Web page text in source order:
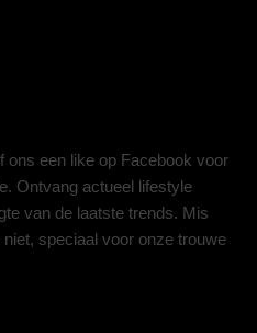
ons een like op Facebook voor
Ontvang actueel lifestyle
van de laatste trends. Mis
speciaal voor onze trouwe